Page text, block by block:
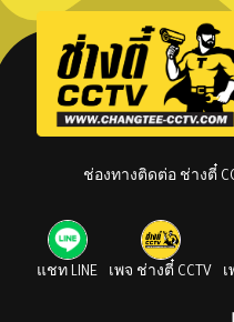
ช่องทางติดต่อ ช่างตี๋
แชท LINE เพจ ช่างตี๋ CCTV